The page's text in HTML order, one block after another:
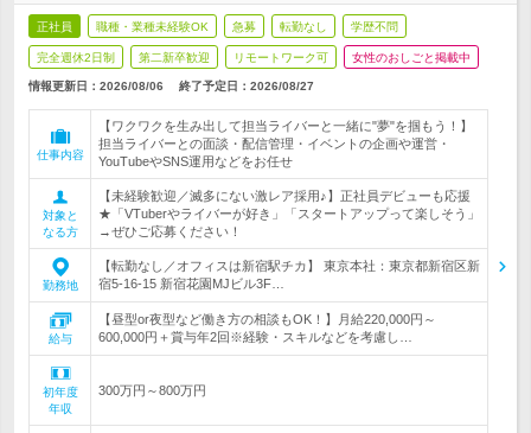
正社員 職種・業種未経験OK 急募 転勤なし 学歴不問
完全週休2日制 第二新卒歓迎 リモートワーク可 女性のおしごと掲載中
情報更新日：2026/08/06 終了予定日： 2026/08/27
仕事内容
【ワクワクを生み出して担当ライバーと一緒に"夢"を掴もう！】
担当ライバーとの面談・配信管理・イベントの企画や運営・
YouTubeやSNS運用などをお任せ
対象と
なる方
【未経験歓迎／滅多にない激レア採用♪】正社員デビューも応援
★「VTuberやライバーが好き」「スタートアップって楽しそう」
→ぜひご応募ください！
勤務地
【転勤なし／オフィスは新宿駅チカ】 東京本社：東京都新宿区新
宿5-16-15 新宿花園MJビル3F…
給与
【昼型or夜型など働き方の相談もOK！】月給220,000円～
600,000円＋賞与年2回※経験・スキルなどを考慮し…
初年度
年収
300万円～800万円